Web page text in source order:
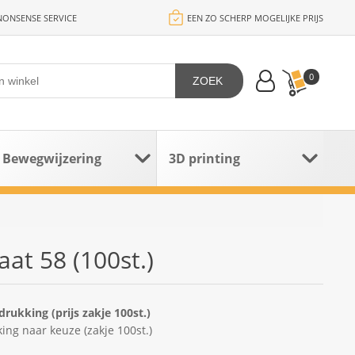
SERVICE EEN ZO SCHERP MOGELIJKE PRIJS
0
ZOEK
Bewegwijzering 3D printing
58 (100st.)
(prijs zakje 100st.)
naar keuze (zakje 100st.)